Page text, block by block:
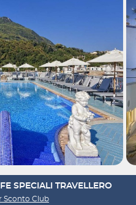
SPECIALI TRAVELLERO
Sconto Club